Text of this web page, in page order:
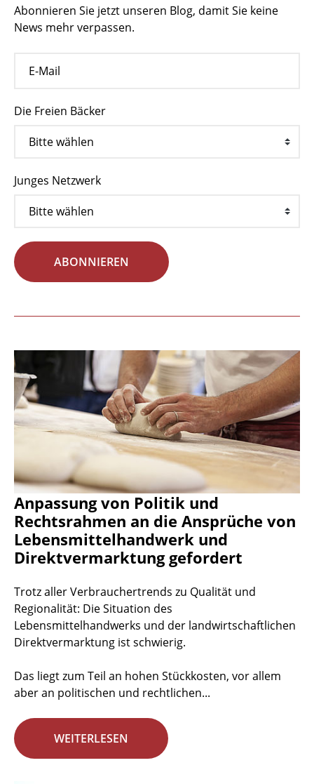
Abonnieren Sie jetzt unseren Blog, damit Sie keine
News mehr verpassen.
Die Freien Bäcker
Junges Netzwerk
ABONNIEREN
Anpassung von Politik und
Rechtsrahmen an die Ansprüche von
Lebensmittelhandwerk und
Direktvermarktung gefordert
Trotz aller Verbrauchertrends zu Qualität und
Regionalität: Die Situation des
Lebensmittelhandwerks und der landwirtschaftlichen
Direktvermarktung ist schwierig.
Das liegt zum Teil an hohen Stückkosten, vor allem
aber an politischen und rechtlichen...
WEITERLESEN